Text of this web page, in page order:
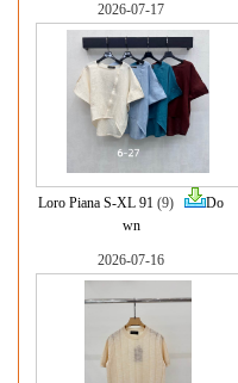
2026-07-17
Loro Piana S-XL 91 (9)
Do
wn
2026-07-16